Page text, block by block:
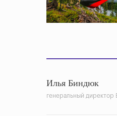
Илья Биндюк
генеральный директор